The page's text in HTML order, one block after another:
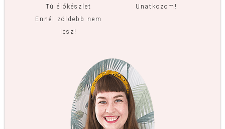
Túlélőkészlet
Ennél zöldebb nem
lesz!
Unatkozom!